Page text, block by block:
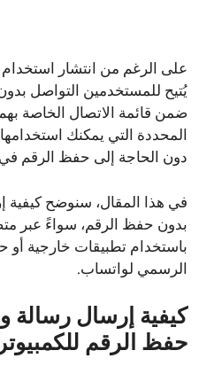
على الرغم من انتشار استخدام
يُتيح للمستخدمين التواصل
ضمن قائمة الاتصال الخاصة
المحددة التي يمكنك
دون الحاجة إلى حفظ الرقم
في هذا المقال، سنوضح كيفية
بدون حفظ الرقم، سواءً عبر
باستخدام تطبيقات خارجية أو
الرسمي لواتساب.
كيفية إرسال رسالة
حفظ الرقم للكمبيوتر